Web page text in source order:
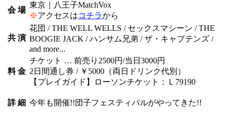
会 場
東京｜八王子MatchVox
※アクセスはコチラから
共 演
花団 / THE WELL WELLS / セックスマシーン / THE
BOOGIE JACK / ハンサム兄弟 / ザ・キャプテンズ /
and more...
料 金
チケット … 前売り2500円/当日3000円
2日間通し券 / ￥5000（両日ドリンク代別）
【プレイガイド】ローソンチケット：Ｌ79190
詳 細 今年も開催!!団子フェスティバルがやってきた!!